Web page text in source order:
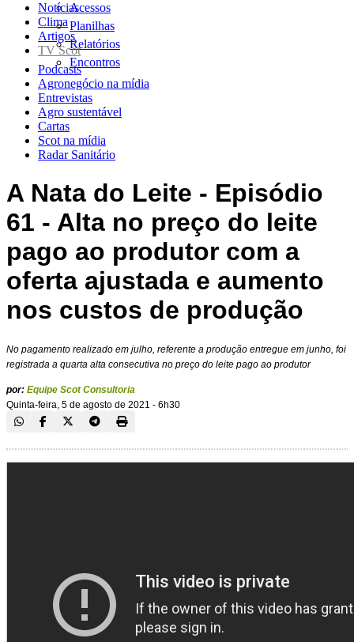
Acessos
Planilhas
Relatórios
Encontros
Notícias
Clima
Artigos
TV Scot
Podcasts
Agronegócio na mídia
Entrevistas
Agro sustentável
Cartas
Scot na mídia
Radar Sanitário
A Nata do Leite - Episódio
61 - Alta no preço do leite
pago ao produtor com a
oferta ajustada e aumento
nos custos de produção
No pagamento realizado em julho, referente a produção entregue em junho, foi
registrada a quarta alta consecutiva no preço do leite pago ao produtor
por: Equipe Scot Consultoria
Quinta-feira, 5 de agosto de 2021 - 6h30